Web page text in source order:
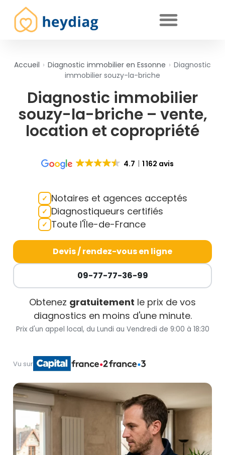
Accueil › Diagnostic immobilier en Essonne › Diagnostic
immobilier souzy-la-briche
Diagnostic immobilier
souzy-la-briche – vente,
location et copropriété
4.7 1 162 avis
Notaires et agences acceptés
Diagnostiqueurs certifiés
Toute l'Île-de-France
Devis / rendez-vous en ligne
09-77-77-36-99
Obtenez gratuitement le prix de vos
diagnostics en moins d'une minute.
Prix d'un appel local, du Lundi au Vendredi de 9:00 à 18:30
Vu sur